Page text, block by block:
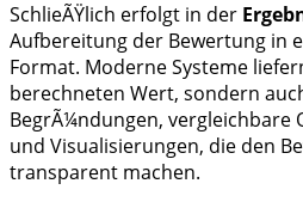
SchlieÃŸlich erfolgt in der
Aufbereitung der Bewertung in
Format. Moderne Systeme
berechneten Wert, sondern
BegrÃ¼ndungen, vergleichbare
und Visualisierungen, die den
transparent machen.